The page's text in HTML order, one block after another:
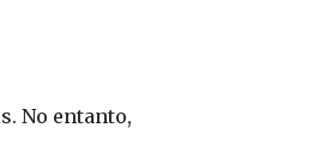
No entanto,